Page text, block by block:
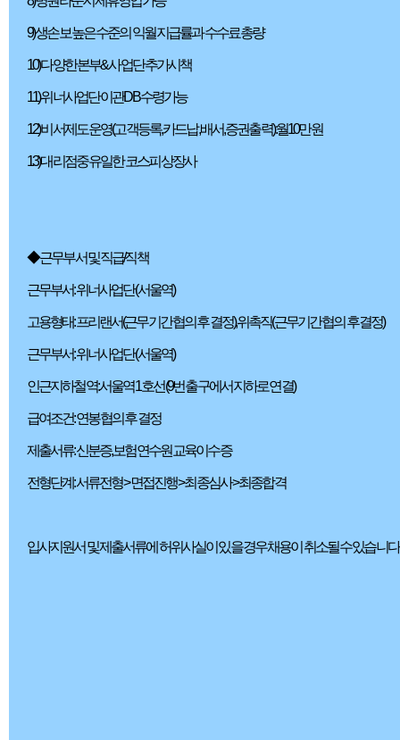
9) 생손보 높은 수준의 익월 지급률과 수수료 총량
10) 다양한 본부& 사업단 추가시책
11) 위너사업단 이관DB 수령가능
12) 비서제도 운영(고객등록, 카드납, 배서, 증권출력) :월10만원
13) 대리점중 유일한 코스피 상장사
◆ 근무부서 및 직급/직책
근무부서: 위너사업단 (서울역)
고용형태: 프리랜서(근무기간 협의 후 결정), 위촉직(근무기간 협의 후 결정)
근무부서: 위너사업단 (서울역)
인근지하철역: 서울역 1호선 (9번 출구에서 지하로 연결)
급여조건: 연봉 협의 후 결정
제출서류: 신분증, 보험연수원 교육이수증
전형단계: 서류전형 > 면접진행 > 최종심사 > 최종합격
입사지원서 및 제출서류에 허위사실이 있을 경우 채용이 취소될 수 있습니다.